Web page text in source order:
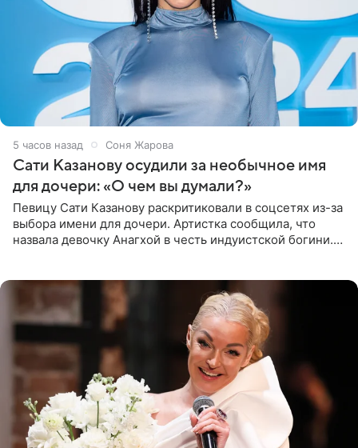
5 часов назад Соня Жарова
Сати Казанову осудили за необычное имя
для дочери: «О чем вы думали?»
Певицу Сати Казанову раскритиковали в соцсетях из-за
выбора имени для дочери. Артистка сообщила, что
назвала девочку Анагхой в честь индуистской богини.